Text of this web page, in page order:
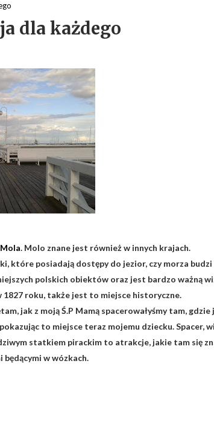
dla każdego
. Molo znane jest również w innych krajach.
które posiadają dostępy do jezior, czy morza
polskich obiektów oraz jest bardzo ważną
roku, także jest to miejsce historyczne.
jak z moją Ś.P Mamą spacerowałyśmy tam, gdzie
to miejsce teraz mojemu dziecku. Spacer,
statkiem pirackim to atrakcje, jakie tam się
będącymi w wózkach.